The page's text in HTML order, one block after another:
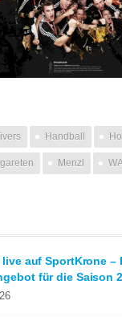
Handball
Menzl
auf SportKrone –
für die Saison